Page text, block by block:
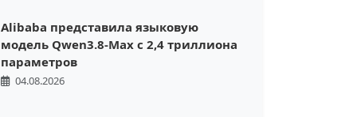
Alibaba представила языковую
модель Qwen3.8-Max с 2,4 триллиона
параметров
04.08.2026